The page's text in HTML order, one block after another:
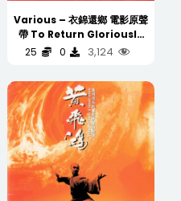
Various – 衣錦還鄉 電影原聲
帶 To Return Gloriously
(Original Motion Picture
25 0 3,124